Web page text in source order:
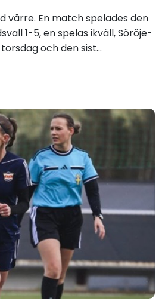
värre. En match spelades den
1-5, en spelas ikväll, Söröje-
och den sist...